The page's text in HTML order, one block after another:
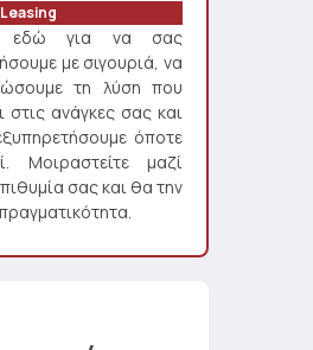
εδώ για να σας
με σιγουριά, να
τη λύση που
στις ανάγκες σας και
όποτε
Μοιραστείτε μαζί
σας και θα την